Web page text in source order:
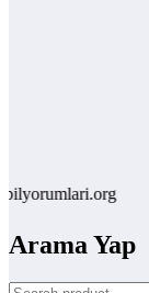
Arama Yap